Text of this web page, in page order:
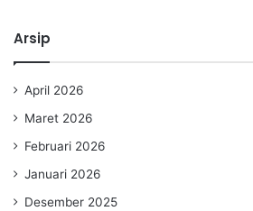
Arsip
April 2026
Maret 2026
Februari 2026
Januari 2026
Desember 2025